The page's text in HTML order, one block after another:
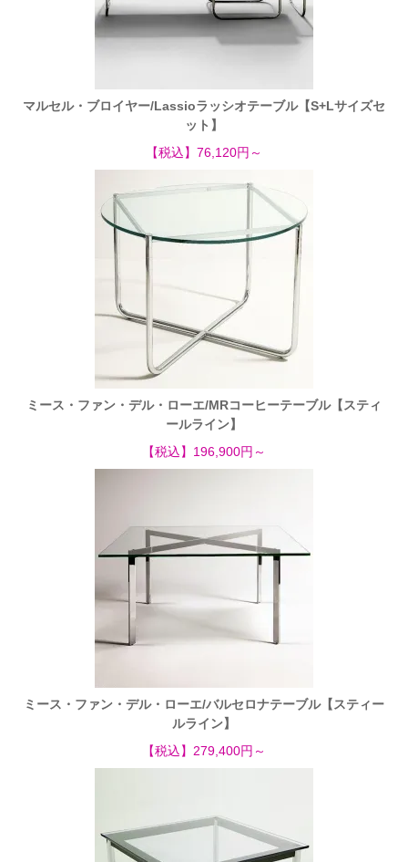
マルセル・ブロイヤー/Lassioラッシオテーブル【S+Lサイズセ
ット】
【税込】76,120円～
ミース・ファン・デル・ローエ/MRコーヒーテーブル【スティ
ールライン】
【税込】196,900円～
ミース・ファン・デル・ローエ/バルセロナテーブル【スティー
ルライン】
【税込】279,400円～